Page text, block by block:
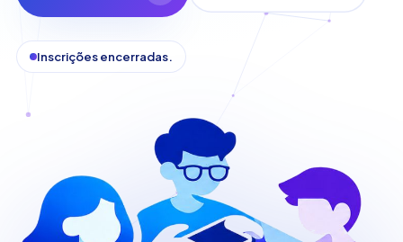
Inscrições encerradas.